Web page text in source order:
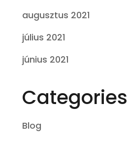
augusztus 2021
július 2021
június 2021
Categories
Blog